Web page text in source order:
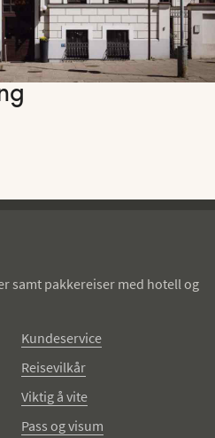
samt pakkereiser med hotell og
Kundeservice
Reisevilkår
Viktig å vite
Pass og visum